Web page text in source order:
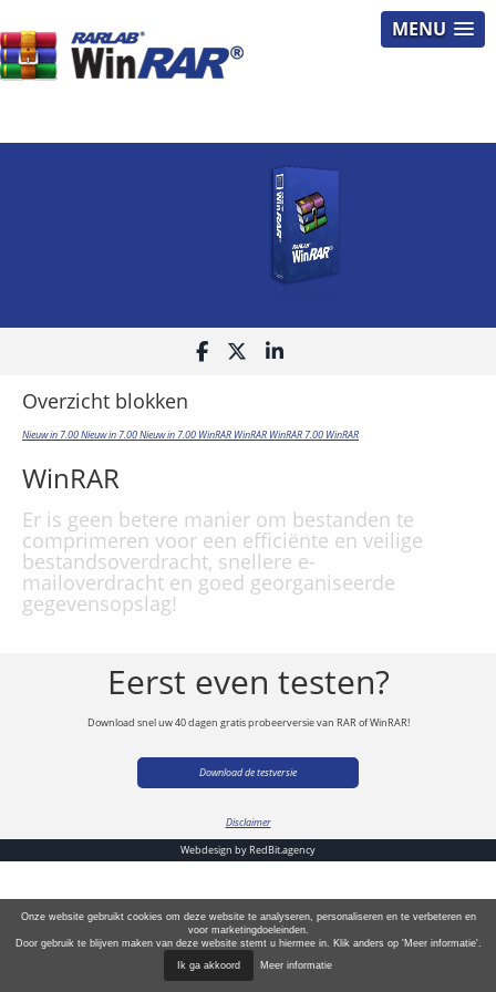
MENU
Onze website gebruikt cookies om deze website te analyseren, personaliseren en te verbeteren en
voor marketingdoeleinden.
Door gebruik te blijven maken van deze website stemt u hiermee in. Klik anders op 'Meer informatie'.
Ik ga akkoord
Meer informatie
Overzicht blokken
Nieuw in 7.00Nieuw in 7.00Nieuw in 7.00 WinRAR WinRAR WinRAR 7.00 WinRAR
WinRAR
Er is geen betere manier om bestanden te
comprimeren voor een efficiënte en veilige
bestandsoverdracht, snellere e-
mailoverdracht en goed georganiseerde
gegevensopslag!
Eerst even testen?
Download snel uw 40 dagen gratis probeerversie van RAR of WinRAR!
Download de testversie
Disclaimer
Webdesign byRedBit.agency